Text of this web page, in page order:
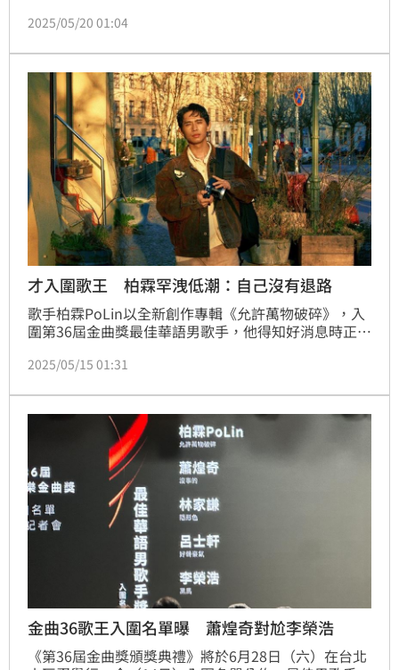
情、愛情與友情，包括面對未來、對自己想說的話；其
念於爸爸對她的疼愛付出，才創作出這首歌。
2025/05/20 01:04
才入圍歌王 柏霖罕洩低潮：自己沒有退路
歌手柏霖PoLin以全新創作專輯《允許萬物破碎》，入
圍第36屆金曲獎最佳華語男歌手，他得知好消息時正在
片，感謝全公司的同事，邊哭邊說出自己的感謝心情。
谷時期的創作，把一路走來的迷惘與壓抑轉化為重生的
力量。
2025/05/15 01:31
金曲36歌王入圍名單曝 蕭煌奇對尬李榮浩
《第36屆金曲獎頒獎典禮》將於6月28日（六）在台北